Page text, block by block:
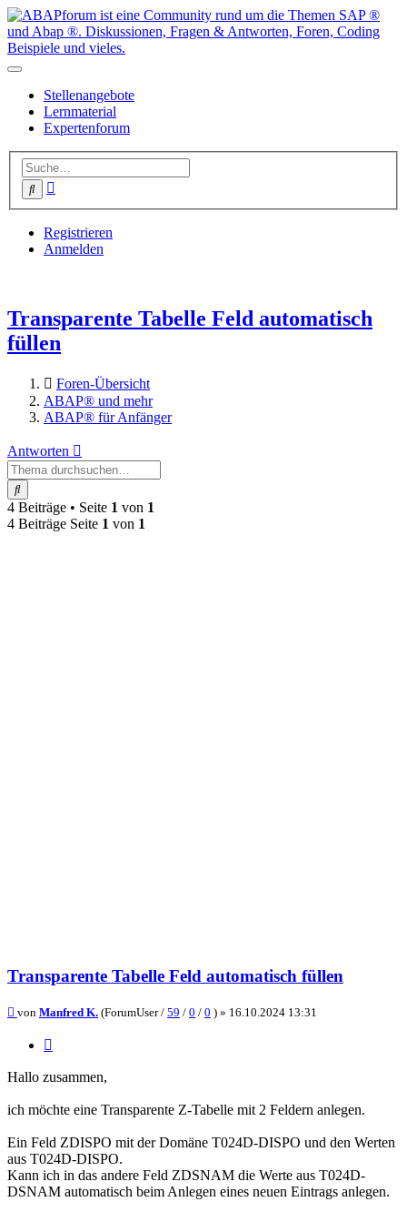
Stellenangebote
Lernmaterial
Expertenforum
Suche
Registrieren
Anmelden
Transparente Tabelle Feld automatisch
füllen
Foren-Übersicht
ABAP® und mehr
ABAP® für Anfänger
Antworten
Suche
4 Beiträge • Seite 1 von 1
4 Beiträge Seite 1 von 1
Transparente Tabelle Feld automatisch füllen
Beitrag
von Manfred K. (ForumUser / 59 / 0 / 0 ) » 16.10.2024 13:31
Hallo zusammen,
ich möchte eine Transparente Z-Tabelle mit 2 Feldern anlegen.
Ein Feld ZDISPO mit der Domäne T024D-DISPO und den Werten
aus T024D-DISPO.
Kann ich in das andere Feld ZDSNAM die Werte aus T024D-
DSNAM automatisch beim Anlegen eines neuen Eintrags anlegen.